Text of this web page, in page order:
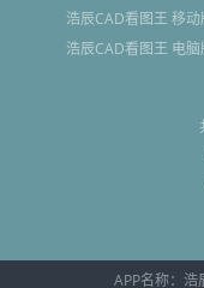
浩辰CAD看图王 移动
浩辰CAD看图王 电脑
APP名称： 浩